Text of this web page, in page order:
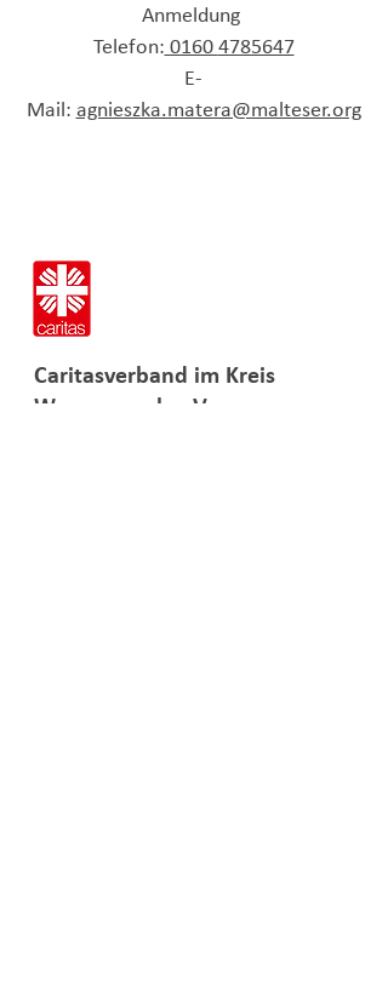
Anmeldung
Telefon: 0160 4785647
E-
Mail: agnieszka.matera@malteser.org
Caritasverband im Kreis
Wesermarsch e.V.